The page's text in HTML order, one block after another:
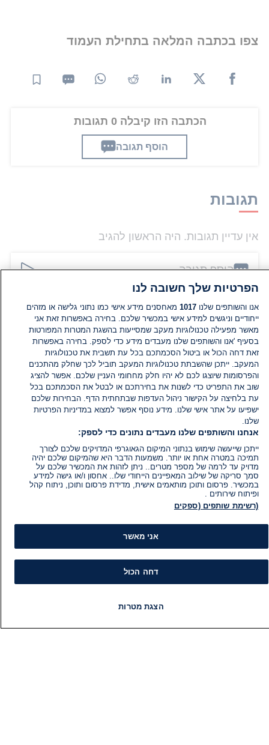
צפו בכתבה המלאה בתחילת העמוד
הכתבה הזו קיבלה 0 תגובות
הוסף תגובה
תגובות
אין עדיין תגובות. היה הראשון להגיב
הוסף תגובה
מידע
תוכניות הטלוויזיה של i24NEWS
הפרטיות שלך חשובה לנו
אנו והשותפים שלנו1017 מאחסנים מידע אישי כמו נתוני גלישה או מזהים
ייחודיים וניגשים למידע אישי במכשיר שלכם. בחירה באפשרות זאת אני
מאשר מפעילה טכנולוגיות מעקב שמסייעות בהשגת המטרות המפורטות
בסעיף 'אנו והשותפים שלנו מעבדים מידע כדי לספק. בחירה באפשרות
זאת דחה הכול או ביטול הסכמתכם בכל עת תשבית את טכנולוגיות
המעקב. ייתכן שהשבתת טכנולוגיות המעקב תוביל לכך שחלק מהתכנים
והפרסומות שיוצגו לכם לא יהיו חלק מחחומי העניין שלכם. אפשר להציג
שוב את התפריט כדי לשנות את בחירתכם או לבטל את הסכמתכם בכל
עת בלחיצה על הקישור ניהול העדפות שבתחתית הדף. הבחירות שלכם
ישפיעו על אתר אישי שלנו. מידע נוסף אפשר למצוא במדיניות הפרטיות
שלנו.
אנחנו והשותפים שלנו מעבדים נתונים כדי לספק:
ייתכן שייעשה שימוש בנתוני המיקום הגאוגרפי המדויקים שלכם לצורך
תמיכה במטרה אחת או יותר. משמעות הדבר היא שהמיקום שלכם יהיה
מדויק עד לרמה של מספר מטרים.. ניתן לזהות את המכשיר שלכם על
סמך סריקה של שילוב המאפיינים הייחודי שלו.. אחסון ו/או גישה למידע
במכשיר. פרסום ותוכן מותאמים אישית, מדידת פרסום ותוכן, ניתוח קהל
ופיתוח שירותים .
(רשימת שותפים (ספקים
אני מאשר
דחה הכול
הצגת מטרות